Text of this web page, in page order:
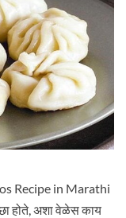
Recipe in Marathi
होते, अशा वेळेस काय